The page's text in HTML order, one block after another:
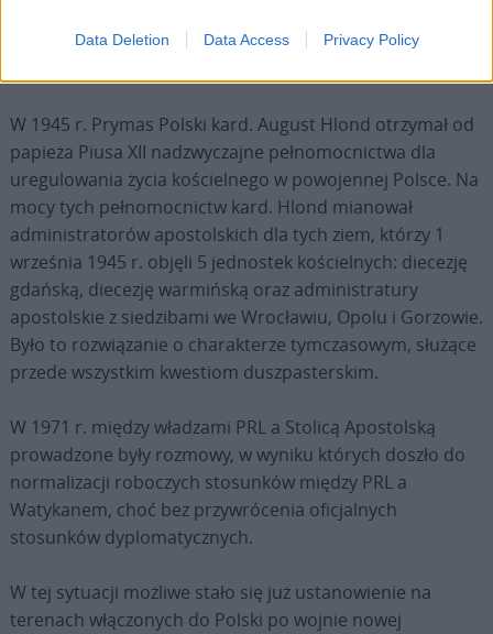
Data Deletion Data Access Privacy Policy
archidiecezji praskiej, diecezji ołomunieckiej i diecezji
W 1945 r. Prymas Polski kard. August Hlond otrzymał od
papieża Piusa XII nadzwyczajne pełnomocnictwa dla
uregulowania życia kościelnego w powojennej Polsce. Na
mocy tych pełnomocnictw kard. Hlond mianował
administratorów apostolskich dla tych ziem, którzy 1
września 1945 r. objęli 5 jednostek kościelnych: diecezję
gdańską, diecezję warmińską oraz administratury
apostolskie z siedzibami we Wrocławiu, Opolu i Gorzowie.
Było to rozwiązanie o charakterze tymczasowym, służące
przede wszystkim kwestiom duszpasterskim.
W 1971 r. między władzami PRL a Stolicą Apostolską
prowadzone były rozmowy, w wyniku których doszło do
normalizacji roboczych stosunków między PRL a
Watykanem, choć bez przywrócenia oficjalnych
stosunków dyplomatycznych.
W tej sytuacji możliwe stało się już ustanowienie na
terenach włączonych do Polski po wojnie nowej